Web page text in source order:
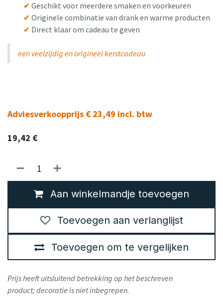
✔ Geschikt voor meerdere smaken en voorkeuren
✔ Originele combinatie van drank en warme producten
✔ Direct klaar om cadeau te geven
een veelzijdig en origineel kerstcadeau
Adviesverkoopprijs € 23,49 incl. btw
19,42 €
Aan winkelmandje toevoegen
Toevoegen om te vergelijken
Toevoegen aan verlanglijst
Prijs heeft uitsluitend betrekking op het beschreven
product; decoratie is niet inbegrepen.